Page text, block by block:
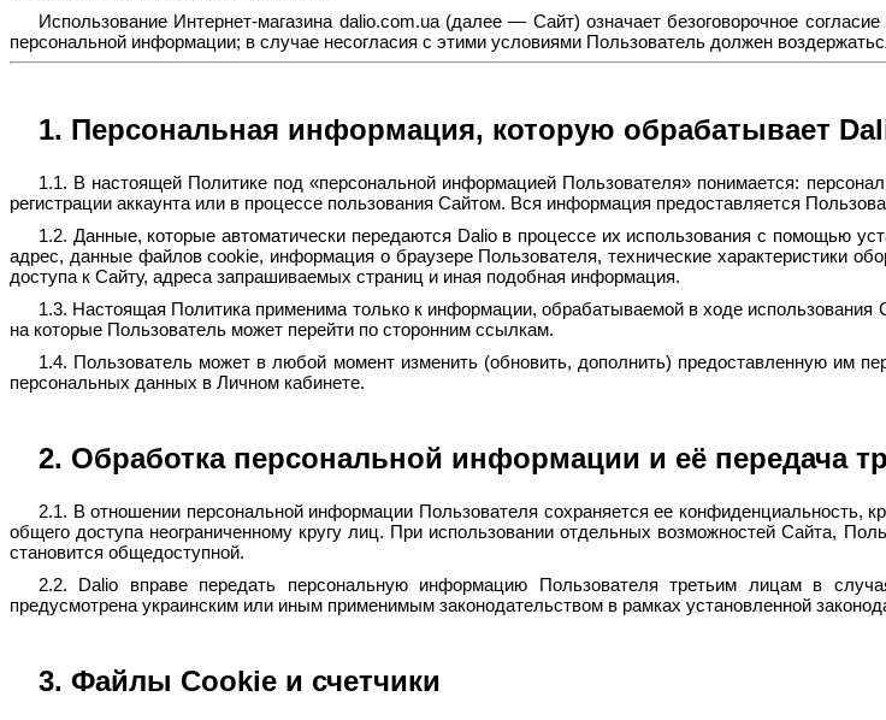
Использование Интернет-магазина dalio.com.ua (далее — Сайт) означает безоговорочное
персональной информации; в случае несогласия с этими условиями Пользователь должен
1. Персональная информация, которую обрабатывает
1.1. В настоящей Политике под «персональной информацией Пользователя» понимается:
регистрации аккаунта или в процессе пользования Сайтом. Вся информация предоставляется
1.2. Данные, которые автоматически передаются Dalio в процессе их использования с помощью
адрес, данные файлов cookie, информация о браузере Пользователя, технические характеристики
доступа к Сайту, адреса запрашиваемых страниц и иная подобная информация.
1.3. Настоящая Политика применима только к информации, обрабатываемой в ходе использования
на которые Пользователь может перейти по сторонним ссылкам.
1.4. Пользователь может в любой момент изменить (обновить, дополнить) предоставленную им
персональных данных в Личном кабинете.
2. Обработка персональной информации и её передача
2.1. В отношении персональной информации Пользователя сохраняется ее конфиденциальность,
общего доступа неограниченному кругу лиц. При использовании отдельных возможностей Сайта,
становится общедоступной.
2.2. Dalio вправе передать персональную информацию Пользователя третьим лицам в
предусмотрена украинским или иным применимым законодательством в рамках установленной
3. Файлы Cookie и счетчики